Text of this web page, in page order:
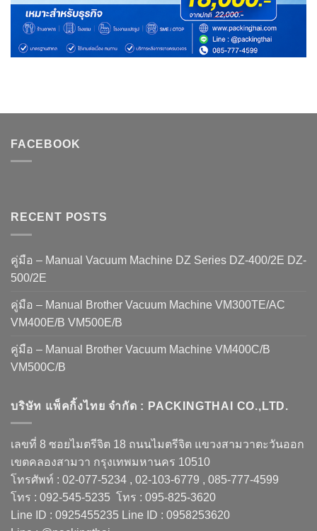
FACEBOOK
RECENT POSTS
คู่มือ – Manual Vacuum Machine DZ Series DZ-400/2E DZ-
500/2E
คู่มือ – Manual Brother Vacuum Machine VM300TE/AC
VM400E/B VM500E/B
คู่มือ – Manual Brother Vacuum Machine VM400C/B
VM500C/B
บริษัท แพ็คกิ้งไทย จำกัด : PACKINGTHAI CO.,LTD.
เลขที่ 8 ซอยไมตรีจิต 18 ถนนไมตรีจิต แขวงสามวาตะวันออก
เขตคลองสามวา กรุงเทพมหานคร 10510
โทรศัพท์ : 02-077-5234 , 02-103-6779 , 085-777-4599
โทร : 092-545-5235 โทร : 095-825-3620
Line ID : 0925455235 Line ID : 0958253620